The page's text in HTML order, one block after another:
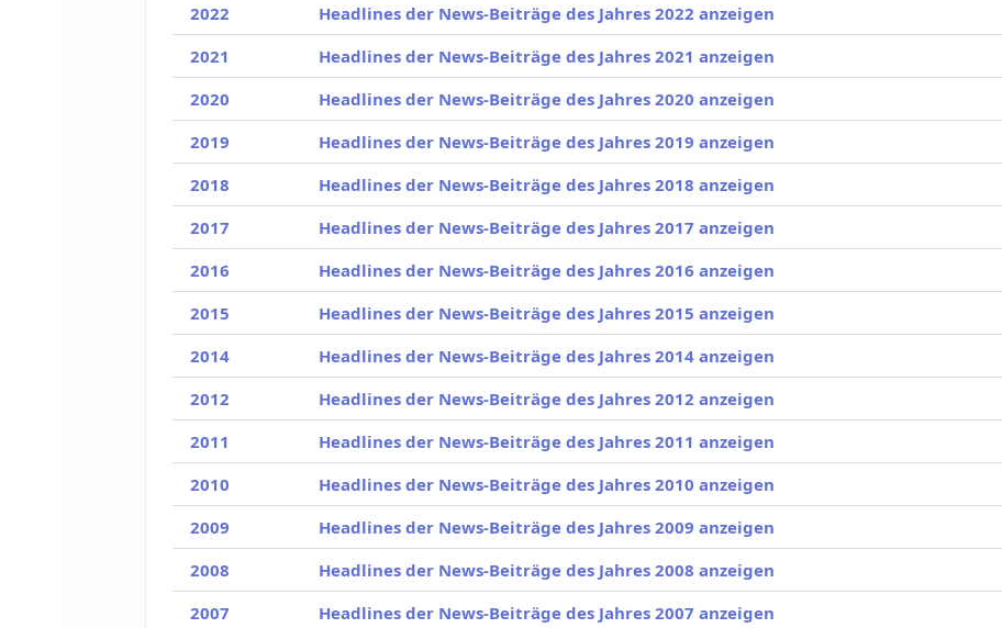
2022
Headlines der News-Beiträge des Jahres 2022 anzeigen
2021
Headlines der News-Beiträge des Jahres 2021 anzeigen
2020
Headlines der News-Beiträge des Jahres 2020 anzeigen
2019
Headlines der News-Beiträge des Jahres 2019 anzeigen
2018
Headlines der News-Beiträge des Jahres 2018 anzeigen
2017
Headlines der News-Beiträge des Jahres 2017 anzeigen
2016
Headlines der News-Beiträge des Jahres 2016 anzeigen
2015
Headlines der News-Beiträge des Jahres 2015 anzeigen
2014
Headlines der News-Beiträge des Jahres 2014 anzeigen
2012
Headlines der News-Beiträge des Jahres 2012 anzeigen
2011
Headlines der News-Beiträge des Jahres 2011 anzeigen
2010
Headlines der News-Beiträge des Jahres 2010 anzeigen
2009
Headlines der News-Beiträge des Jahres 2009 anzeigen
2008
Headlines der News-Beiträge des Jahres 2008 anzeigen
2007
Headlines der News-Beiträge des Jahres 2007 anzeigen